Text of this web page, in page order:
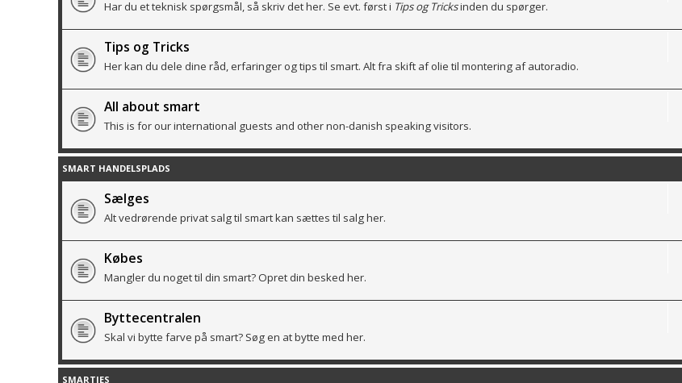
Har du et teknisk spørgsmål, så skriv det her. Se evt. først i Tips og Tricksinden du spørger.
Tips og Tricks
Her kan du dele dine råd, erfaringer og tips til smart. Alt fra skift af olie til montering af autoradio.
All about smart
This is for our international guests and other non-danish speaking visitors.
SMART HANDELSPLADS
Sælges
Alt vedrørende privat salg til smart kan sættes til salg her.
Købes
Mangler du noget til din smart? Opret din besked her.
Byttecentralen
Skal vi bytte farve på smart? Søg en at bytte med her.
SMARTIES